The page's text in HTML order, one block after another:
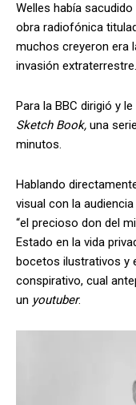
Welles había
obra radiofónica
muchos creyeron era
invasión extraterrestre.
Para la BBC dirigió y
Sketch Book, una
minutos.
Hablando
visual con la
“el precioso don del
Estado en la vida
bocetos ilustrativos y
conspirativo, cual
un youtuber.